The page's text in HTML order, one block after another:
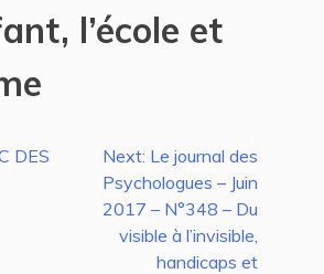
l’école et
DES
Next: Le journal des
Psychologues – Juin
2017 – N°348 – Du
visible à l’invisible,
handicaps et